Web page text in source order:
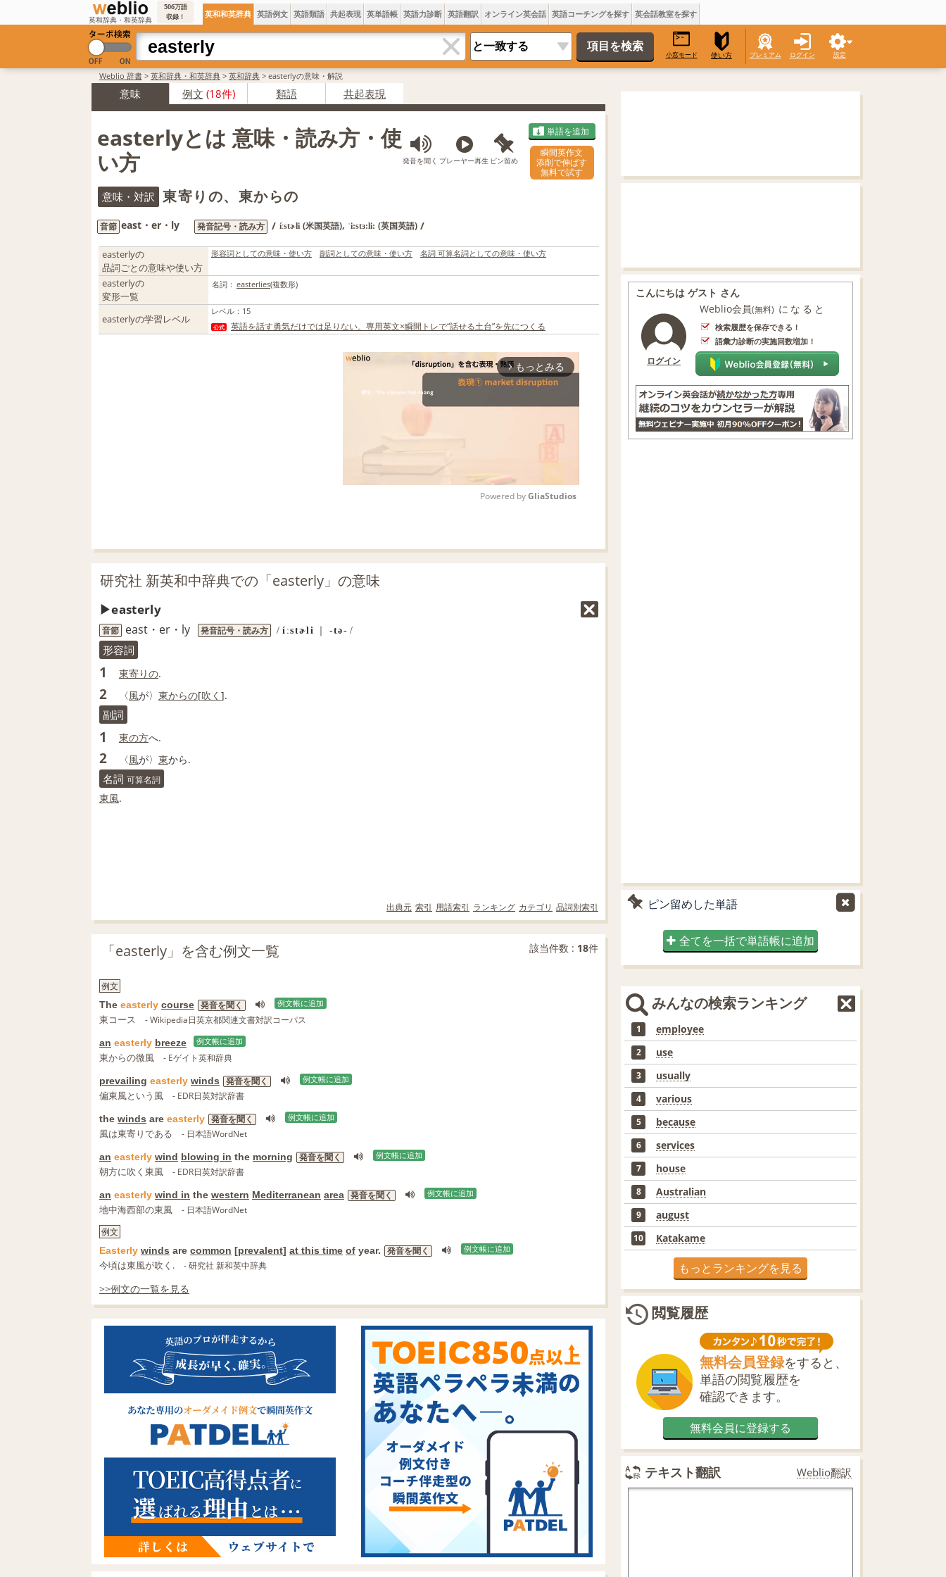
英和辞典・和英辞典
506万語
収録！
英和和英辞典 英語例文 英語類語 共起表現 英単語帳 英語力診断 英語翻訳 オンライン英会話 英語コーチングを探す 英会話教室を探す
小窓モード 使い方 プレミアム ログイン 設定
Weblio 辞書 > 英和辞典・和英辞典 > 英和辞典 > easterlyの意味・解説
意味 例文 (18件) 類語 共起表現
easterlyとは 意味・読み方・使
い方
発音を聞く プレーヤー再生 ピン留め
単語を追加
瞬間英作文
添削で伸ばす
無料で試す
意味・対訳 東寄りの、東からの
音節 east・er・ly 発音記号・読み方 / íːstɚli (米国英語), ˈi:stɜ:li: (英国英語) /
easterlyの
品詞ごとの意味や使い方
形容詞としての意味・使い方 副詞としての意味・使い方 名詞 可算名詞としての意味・使い方
easterlyの
変形一覧
名詞： easterlies(複数形)
easterlyの学習レベル
レベル ： 15
公式 英語を話す勇気だけでは足りない。専用英文×瞬間トレで“話せる土台”を先につくる
arrow_forward_ios もっとみる
Powered by GliaStudios
研究社 新英和中辞典での「easterly」の意味
easterly
音節 east・er・ly 発音記号・読み方 / íːstɚli ‐tə‐ /
形容詞
1 東寄りの.
2 〈 風が〉 東からの[吹く ].
副詞
1 東の方へ.
2 〈風が〉 東から.
名詞 可算名詞
東風.
出典元 索引 用語索引 ランキング カテゴリ 品詞別索引
「easterly」を含む例文一覧 該当件数 : 18件
例文
The easterly course 発音を聞く 例文帳に追加
東コース - Wikipedia日英京都関連文書対訳コーパス
an easterly breeze 例文帳に追加
東からの微風 - Eゲイト英和辞典
prevailing easterly winds 発音を聞く 例文帳に追加
偏東風という風 - EDR日英対訳辞書
the winds are easterly 発音を聞く 例文帳に追加
風は東寄りである - 日本語WordNet
an easterly wind blowing in the morning 発音を聞く 例文帳に追加
朝方に吹く東風 - EDR日英対訳辞書
an easterly wind in the western Mediterranean area 発音を聞く 例文帳に追加
地中海西部の東風
- 日本語WordNet
例文
Easterly winds are common [prevalent] at this time of year. 発音を聞く 例文帳に追加
今頃は東風が吹く. - 研究社 新和英中辞典
>>例文の一覧を見る
こんにちは ゲスト さん
ログイン
Weblio会員(無料) になると
検索履歴を保存できる！
語彙力診断の実施回数増加！
ピン留めした単語
全てを一括で単語帳に追加
みんなの検索ランキング
1 employee
2 use
3 usually
4 various
5 because
6 services
7 house
8 Australian
9 august
10 Katakame
もっとランキングを見る
閲覧履歴
無料会員登録をすると、
単語の閲覧履歴を
確認できます。
無料会員に登録する
テキスト翻訳 Weblio翻訳